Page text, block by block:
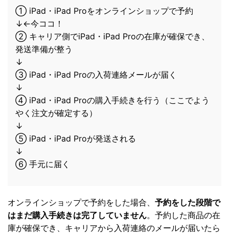
① iPad・iPad Proをオンラインショップで予約
↓←今ココ！
② キャリア側でiPad・iPad Proの在庫が確保でき、
発送準備が整う
↓
③ iPad・iPad Proの入荷連絡メールが届く
↓
④ iPad・iPad Proの購入手続きを行う（ここでよう
やく注文が確定する）
↓
⑤ iPad・iPad Proが発送される
↓
⑥ 手元に届く
オンラインショップで予約をした場合、 予約をした段階で
はまだ購入手続きは完了していません。予約した商品の在
庫が確保でき、キャリアから入荷連絡のメールが届いたら